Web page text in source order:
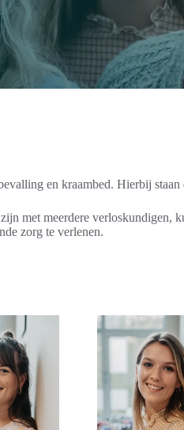
en kraambed. Hierbij
met meerdere verloskundigen,
zorg te verlenen.